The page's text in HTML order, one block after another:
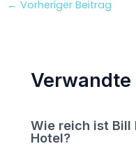
← Vorheriger Beitrag
Wie reich ist Bill
Hotel?